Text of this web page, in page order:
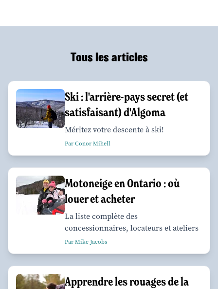
Tous les articles
Ski : l'arrière-pays secret (et
satisfaisant) d'Algoma
Méritez votre descente à ski!
Par Conor Mihell
Motoneige en Ontario : où
louer et acheter
La liste complète des
concessionnaires, locateurs et ateliers
Par Mike Jacobs
Apprendre les rouages de la